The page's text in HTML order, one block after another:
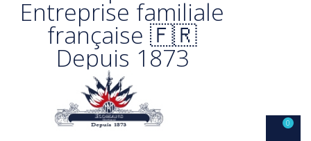
Drapeaux
Unic s.a.
Entreprise familiale
française 🇫🇷
Depuis 1873
0